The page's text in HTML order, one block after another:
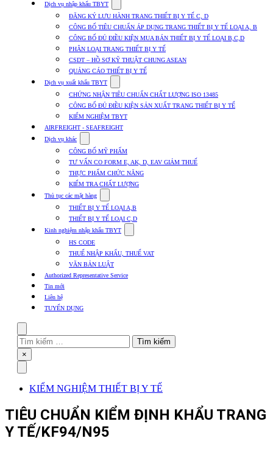
Dịch vụ nhập khẩu TBYT
submenu
for
Dịch
vụ
nhập
khẩu
TBYT
ĐĂNG KÝ LƯU HÀNH TRANG THIẾT BỊ Y TẾ C, D
CÔNG BỐ TIÊU CHUẨN ÁP DỤNG TRANG THIẾT BỊ Y TẾ LOẠI A, B
CÔNG BỐ ĐỦ ĐIỀU KIỆN MUA BÁN THIẾT BỊ Y TẾ LOẠI B,C,D
PHÂN LOẠI TRANG THIẾT BỊ Y TẾ
CSDT – HỒ SƠ KỸ THUẬT CHUNG ASEAN
QUẢNG CÁO THIẾT BỊ Y TẾ
Dịch vụ xuất khẩu TBYT
submenu
for
Dịch
vụ
xuất
TBYT
CHỨNG NHẬN TIÊU CHUẨN CHẤT LƯỢNG ISO 13485
CÔNG BỐ ĐỦ ĐIỀU KIỆN SẢN XUẤT TRANG THIẾT BỊ Y TẾ
KIỂM NGHIỆM TBYT
AIRFREIGHT - SEAFREIGHT
Dịch vụ khác
submenu
for
Dịch
vụ
khác
CÔNG BỐ MỸ PHẨM
TƯ VẤN CO FORM E, AK, D, EAV GIẢM THUẾ
THỰC PHẨM CHỨC NĂNG
KIỂM TRA CHẤT LƯỢNG
Thủ tục các mặt hàng
submenu
for
Thủ
tục
mặt
hàng
THIẾT BỊ Y TẾ LOẠI A,B
THIẾT BỊ Y TẾ LOẠI C,D
Kinh nghiệm nhập khẩu TBYT
submenu
Kinh
HS CODE
THUẾ NHẬP KHẨU, THUẾ VAT
VĂN BẢN LUẬT
Authorized Representative Service
Tin mới
Liên hệ
TUYỂN DỤNG
Tìm
kiếm
cho:
Close
×
KIỂM NGHIỆM THIẾT BỊ Y TẾ
TIÊU CHUẨN KIỂM ĐỊNH KHẨU TRANG
Y TẾ/KF94/N95